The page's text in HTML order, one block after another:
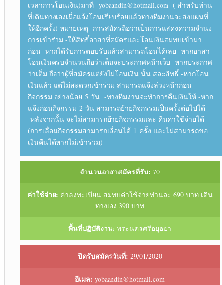
เวลาการโอนเงิน)มาที่ yobaandin@hotmail.com ( สำหรับท่าน
ที่เดินทางเองเมื่อแจ้งโอนเรียบร้อยแล้วทางทีมงานจะส่งแผนที่
ให้อีกครั้ง) หมายเหตุ -การสมัครถือว่าเป็นการแสดงความจำนง
การเข้าร่วม -ให้สิทธิ์อาสาที่สมัครและโอนเงินสมทบเข้ามา
ก่อน -หากได้รับการตอบรับแล้วสามารถโอนได้เลย -หากอาสา
โอนเงินครบจำนวนถือว่าเต็มจะประกาศหน้าเว็บ -หากประกาศ
ว่าเต็ม ถือว่าผู้ที่สมัครแต่ยังไม่โอนเงิน นั้น สละสิทธิ์ -หากโอน
เงินแล้ว แต่ไม่สะดวกเข้าร่วม สามารถแจ้งล่วงหน้าก่อน
กิจกรรม อย่างน้อย 5 วัน -ทางทีมงานจะทำการคืนเงินให้ -หาก
แจ้งก่อนกิจกรรม 2 วัน สามารถย้ายกิจกรรมเป็นครั้งต่อไปได้
-หลังจากนั้น จะไม่สามารถย้ายกิจกรรมและ คืนค่าใช้จ่ายได้
(การเลื่อนกิจกรรมสามารถเลื่อนได้ 1 ครั้ง และไม่สามารถขอ
เงินคืนได้หากไม่เข้าร่วม)
จำนวนอาสาสมัครที่รับ: 70
ค่าใช้จ่าย: ค่าลงทะเบียน สมทบค่าใช้จ่ายท่านละ 690 บาท เดิน
ทางเอง 390 บาท
พื้นที่ปฏิบัติงาน: พระนครศรีอยุธยา
ปิดรับสมัครวันที่: 29/01/2020
อีเมล: yobaandin@hotmail.com